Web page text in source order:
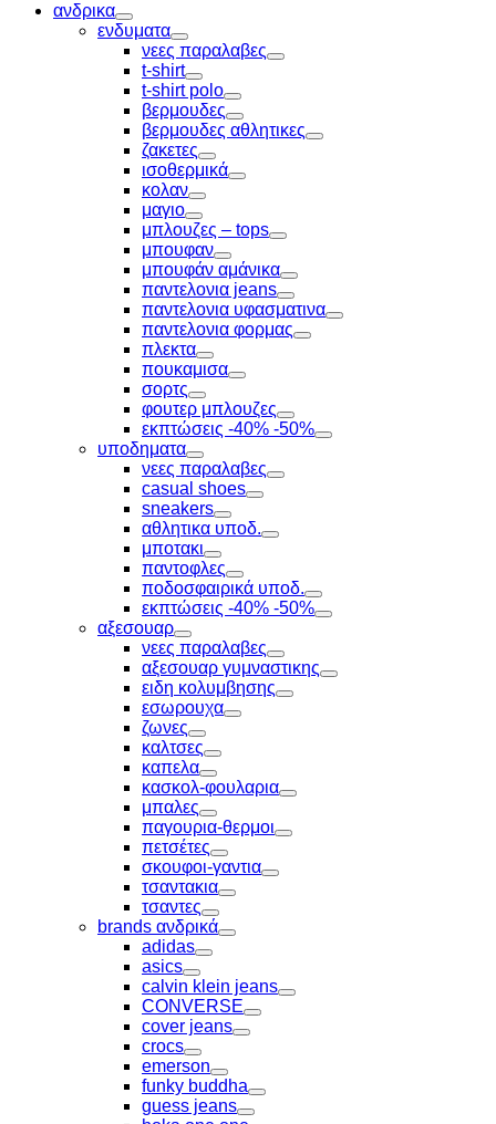
ανδρικα
Toggle
ενδυματα
Toggle
νεες παραλαβες
Toggle
t-shirt
Toggle
t-shirt polo
Toggle
βερμουδες
Toggle
βερμουδες αθλητικες
Toggle
ζακετες
Toggle
ισοθερμικά
Toggle
κολαν
Toggle
μαγιο
Toggle
μπλουζες – tops
Toggle
μπουφαν
Toggle
μπουφάν αμάνικα
Toggle
παντελονια jeans
Toggle
παντελονια υφασματινα
Toggle
παντελονια φορμας
Toggle
πλεκτα
Toggle
πουκαμισα
Toggle
σορτς
Toggle
φουτερ μπλουζες
Toggle
εκπτώσεις -40% -50%
Toggle
υποδηματα
Toggle
νεες παραλαβες
Toggle
casual shoes
Toggle
sneakers
Toggle
αθλητικα υποδ.
Toggle
μποτακι
Toggle
παντοφλες
Toggle
ποδοσφαιρικά υποδ.
Toggle
εκπτώσεις -40% -50%
Toggle
αξεσουαρ
Toggle
νεες παραλαβες
Toggle
αξεσουαρ γυμναστικης
Toggle
ειδη κολυμβησης
Toggle
εσωρουχα
Toggle
ζωνες
Toggle
καλτσες
Toggle
καπελα
Toggle
κασκολ-φουλαρια
Toggle
μπαλες
Toggle
παγουρια-θερμοι
Toggle
πετσέτες
Toggle
σκουφοι-γαντια
Toggle
τσαντακια
Toggle
τσαντες
Toggle
brands ανδρικά
Toggle
adidas
Toggle
asics
Toggle
calvin klein jeans
Toggle
CONVERSE
Toggle
cover jeans
Toggle
crocs
Toggle
emerson
Toggle
funky buddha
Toggle
guess jeans
Toggle